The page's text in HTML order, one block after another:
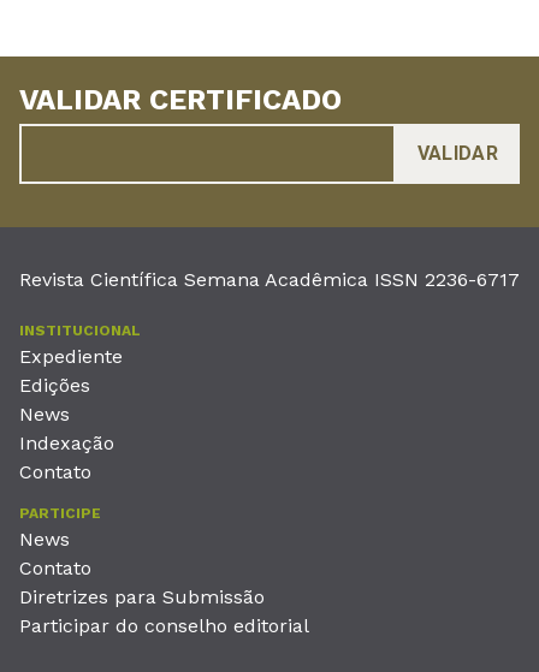
VALIDAR CERTIFICADO
Revista Científica Semana Acadêmica ISSN 2236-6717
INSTITUCIONAL
Expediente
Edições
News
Indexação
Contato
PARTICIPE
News
Contato
Diretrizes para Submissão
Participar do conselho editorial